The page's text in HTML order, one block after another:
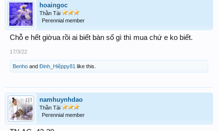
hoaingoc
Thần Tài
Perennial member
Chỗ e hết giờua rồi ai biết bàn số gì thì mua chứ e ko biết.
17/3/22
Benho and Đinh_Hiệppy81 like this.
namhuynhdao
Thần Tài
Perennial member